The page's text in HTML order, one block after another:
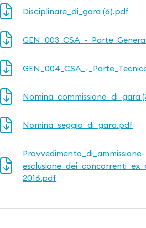
Disciplinare_di_gara (6).pdf
GEN_003_CSA_-
GEN_004_CSA_-
Nomina_commissione_di_gara
Nomina_seggio_di_gara.pdf
Provvedimento_di_ammissione-
2016.pdf